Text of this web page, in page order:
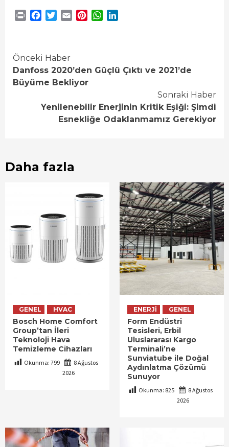
Print FacebookTwitterEmail PinterestWhatsApp
Continue
Reading
Önceki Haber
Danfoss 2020’den Güçlü Çıktı ve 2021’de
Büyüme Bekliyor
Sonraki Haber
Yenilenebilir Enerjinin Kritik Eşiği: Şimdi
Esnekliğe Odaklanmamız Gerekiyor
Daha fazla
GENEL HVAC
Bosch Home Comfort
Group’tan İleri
Teknoloji Hava
Temizleme Cihazları
Okunma: 799
8 Ağustos
2026
ENERJI GENEL
Form Endüstri
Tesisleri, Erbil
Uluslararası Kargo
Terminali’ne
Sunviatube ile Doğal
Aydınlatma Çözümü
Sunuyor
Okunma: 825
8 Ağustos
2026